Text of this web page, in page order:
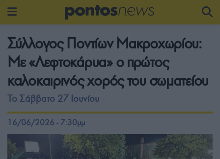
Σύλλογος Ποντίων Μακροχωρίου:
Με «Λεφτοκάρυα» ο πρώτος
καλοκαιρινός χορός του σωματείου
Το Σάββατο 27 Ιουνίου
16/06/2026 - 7:30μμ